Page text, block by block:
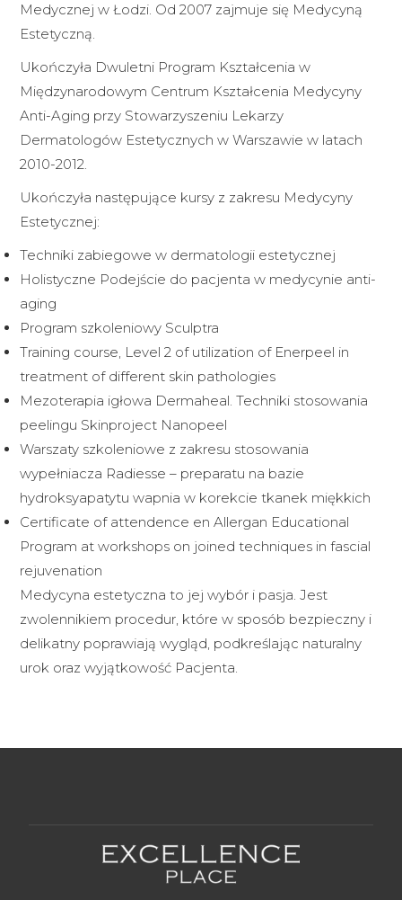
Medycznej w Łodzi. Od 2007 zajmuje się Medycyną
Estetyczną.
Ukończyła Dwuletni Program Kształcenia w
Międzynarodowym Centrum Kształcenia Medycyny
Anti-Aging przy Stowarzyszeniu Lekarzy
Dermatologów Estetycznych w Warszawie w latach
2010-2012.
Ukończyła następujące kursy z zakresu Medycyny
Estetycznej:
Techniki zabiegowe w dermatologii estetycznej
Holistyczne Podejście do pacjenta w medycynie anti-
aging
Program szkoleniowy Sculptra
Training course, Level 2 of utilization of Enerpeel in
treatment of different skin pathologies
Mezoterapia igłowa Dermaheal. Techniki stosowania
peelingu Skinproject Nanopeel
Warszaty szkoleniowe z zakresu stosowania
wypełniacza Radiesse – preparatu na bazie
hydroksyapatytu wapnia w korekcie tkanek miękkich
Certificate of attendence en Allergan Educational
Program at workshops on joined techniques in fascial
rejuvenation
Medycyna estetyczna to jej wybór i pasja. Jest
zwolennikiem procedur, które w sposób bezpieczny i
delikatny poprawiają wygląd, podkreślając naturalny
urok oraz wyjątkowość Pacjenta.